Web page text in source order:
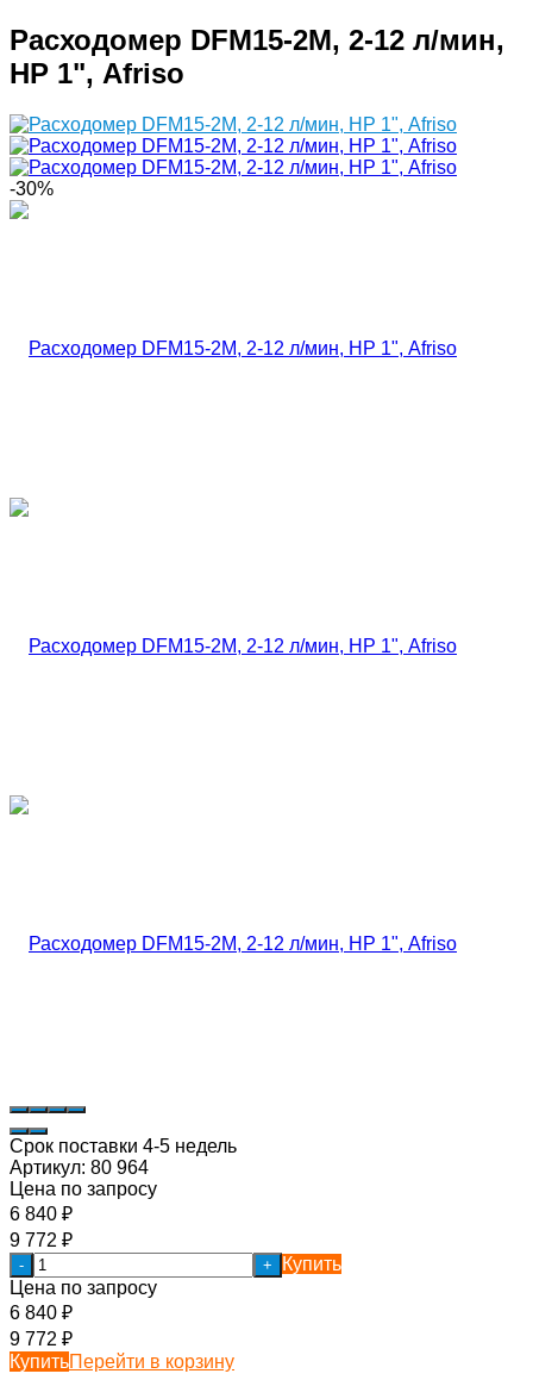
Расходомер DFM15-2М, 2-12 л/мин,
НР 1", Afriso
-30%
Срок поставки 4-5 недель
Артикул: 80 964
Цена по запросу
6 840 ₽
9 772 ₽
- +
Купить
Цена по запросу
6 840 ₽
9 772 ₽
КупитьПерейти в корзину